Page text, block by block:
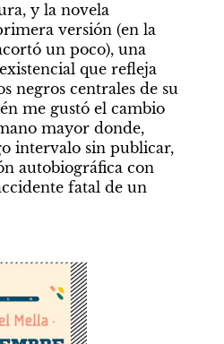
y la novela
versión (en la
un poco), una
que refleja
negros centrales de su
me gustó el cambio
mayor donde,
intervalo sin publicar,
autobiográfica con
fatal de un